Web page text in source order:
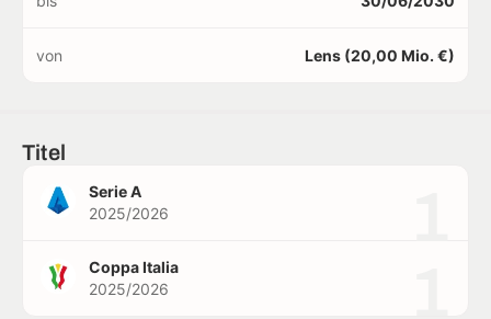
von Lens (20,00 Mio. €)
Titel
Serie A
2025/2026
Coppa Italia
2025/2026